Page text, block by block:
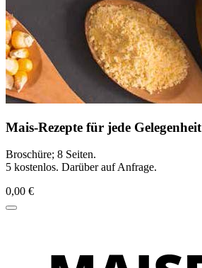
Mais-Rezepte für jede Gelegenheit
Broschüre; 8 Seiten.
5 kostenlos. Darüber auf Anfrage.
0,00 €